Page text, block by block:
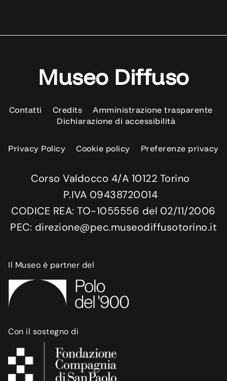
Museo Diffuso
Contatti Credits
Amministrazione trasparente
Dichiarazione di accessibilità
Privacy Policy Cookie policy Preferenze privacy
Corso Valdocco 4/A 10122 Torino
P.IVA 09438720014
CODICE REA: TO-1055556 del 02/11/2006
PEC: direzione@pec.museodiffusotorino.it
Il Museo è partner del
Con il sostegno di